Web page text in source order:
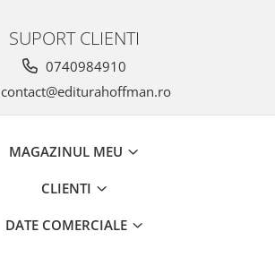
SUPORT CLIENTI
0740984910
contact@editurahoffman.ro
MAGAZINUL MEU
CLIENTI
DATE COMERCIALE